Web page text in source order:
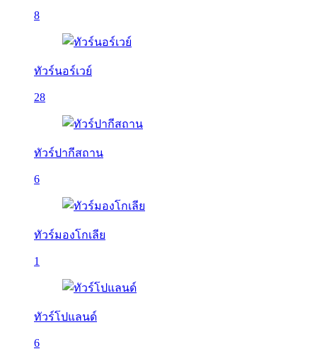
8
ทัวร์นอร์เวย์
28
ทัวร์ปากีสถาน
6
ทัวร์มองโกเลีย
1
ทัวร์โปแลนด์
6